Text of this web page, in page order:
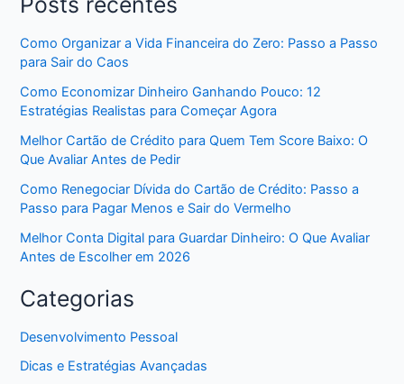
Como Organizar a Vida Financeira do Zero: Passo a Passo
para Sair do Caos
Como Economizar Dinheiro Ganhando Pouco: 12
Estratégias Realistas para Começar Agora
Melhor Cartão de Crédito para Quem Tem Score Baixo: O
Que Avaliar Antes de Pedir
Como Renegociar Dívida do Cartão de Crédito: Passo a
Passo para Pagar Menos e Sair do Vermelho
Melhor Conta Digital para Guardar Dinheiro: O Que Avaliar
Antes de Escolher em 2026
Categorias
Desenvolvimento Pessoal
Dicas e Estratégias Avançadas